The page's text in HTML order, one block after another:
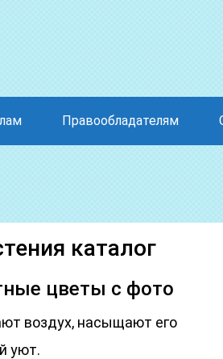
Правообладателям
каталог
цветы с фото
воздух, насыщают его
уют.